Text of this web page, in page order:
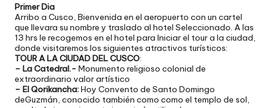
Primer Dia
Arribo a Cusco, Bienvenida en el aeropuerto con un cartel
que llevara su nombre y traslado al hotel Seleccionado. A las
13 hrs le recogemos en el hotel para Iniciar el tour a la ciudad,
donde visitaremos los siguientes atractivos turísticos:
TOUR A LA CIUDAD DEL CUSCO:
– La Catedral.- Monumento religioso colonial de
extraordinario valor artístico
– El Qorikancha:Hoy Convento de Santo Domingo
deGuzmán, conocido también como como el templo de sol,